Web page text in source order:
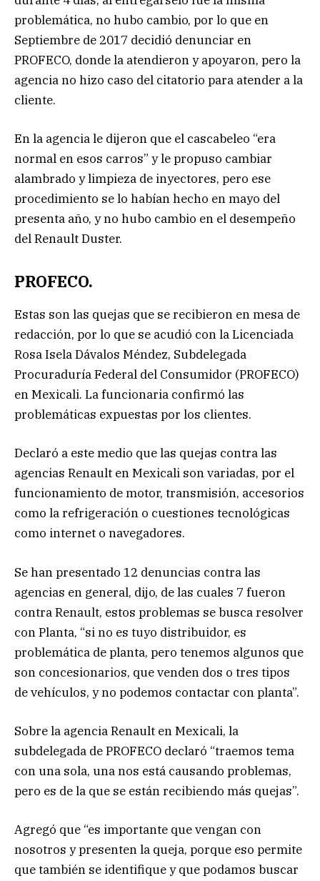
problemática, no hubo cambio, por lo que en
Septiembre de 2017 decidió denunciar en
PROFECO, donde la atendieron y apoyaron, pero la
agencia no hizo caso del citatorio para atender a la
cliente.
En la agencia le dijeron que el cascabeleo “era
normal en esos carros” y le propuso cambiar
alambrado y limpieza de inyectores, pero ese
procedimiento se lo habían hecho en mayo del
presenta año, y no hubo cambio en el desempeño
del Renault Duster.
PROFECO.
Estas son las quejas que se recibieron en mesa de
redacción, por lo que se acudió con la Licenciada
Rosa Isela Dávalos Méndez, Subdelegada
Procuraduría Federal del Consumidor (PROFECO)
en Mexicali. La funcionaria confirmó las
problemáticas expuestas por los clientes.
Declaró a este medio que las quejas contra las
agencias Renault en Mexicali son variadas, por el
funcionamiento de motor, transmisión, accesorios
como la refrigeración o cuestiones tecnológicas
como internet o navegadores.
Se han presentado 12 denuncias contra las
agencias en general, dijo, de las cuales 7 fueron
contra Renault, estos problemas se busca resolver
con Planta, “si no es tuyo distribuidor, es
problemática de planta, pero tenemos algunos que
son concesionarios, que venden dos o tres tipos
de vehículos, y no podemos contactar con planta”.
Sobre la agencia Renault en Mexicali, la
subdelegada de PROFECO declaró “traemos tema
con una sola, una nos está causando problemas,
pero es de la que se están recibiendo más quejas”.
Agregó que “es importante que vengan con
nosotros y presenten la queja, porque eso permite
que también se identifique y que podamos buscar